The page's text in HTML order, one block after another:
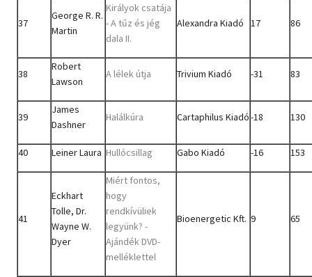
37
George R. R.
Martin
Királyok csatája
- A tűz és jég
dala II.
Alexandra Kiadó 17 86
38
Robert
Lawson
A lélek útja Trivium Kiadó -31 83
39
James
Dashner
Halálkúra Cartaphilus Kiadó-18 130
40 Leiner Laura Hullócsillag Gabo Kiadó -16 153
41
Eckhart
Tolle, Dr.
Wayne W.
Dyer
Miért fontos,
hogy
rendkívüliek
legyünk? -
Ajándék DVD-
melléklettel
Bioenergetic Kft. 9 65